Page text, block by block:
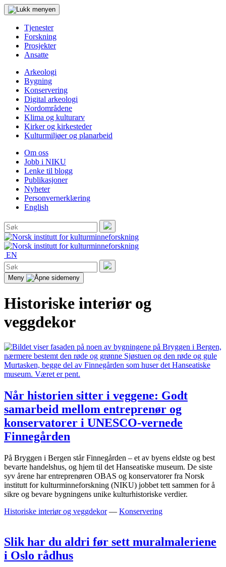
Tjenester
Forskning
Prosjekter
Ansatte
Arkeologi
Bygning
Konservering
Digital arkeologi
Nordområdene
Klima og kulturarv
Kirker og kirkesteder
Kulturmiljøer og planarbeid
Om oss
Jobb i NIKU
Lenke til blogg
Publikasjoner
Nyheter
Personvernerklæring
English
Søk
etter:
Søk
EN
Søk
etter:
Søk
Meny
Historiske interiør og
veggdekor
Når historien sitter i veggene: Godt
samarbeid mellom entreprenør og
konservatorer i UNESCO-vernede
Finnegården
På Bryggen i Bergen står Finnegården – et av byens eldste og best
bevarte handelshus, og hjem til det Hanseatiske museum. De siste
syv årene har entreprenøren OBAS og konservatorer fra Norsk
institutt for kulturminneforskning (NIKU) jobbet tett sammen for å
sikre og bevare bygningens unike kulturhistoriske verdier.
Historiske interiør og veggdekor — Konservering
Slik har du aldri før sett muralmaleriene
i Oslo rådhus